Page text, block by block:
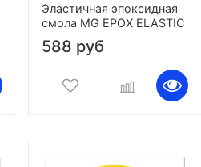
Эластичная эпоксидная
смола MG EPOX ELASTIC
588 руб